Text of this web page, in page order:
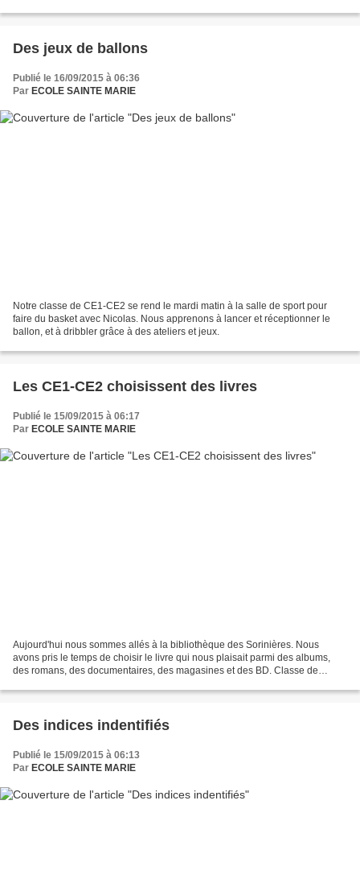
Des jeux de ballons
Publié le 16/09/2015 à 06:36
Par ECOLE SAINTE MARIE
Notre classe de CE1-CE2 se rend le mardi matin à la salle de sport pour
faire du basket avec Nicolas. Nous apprenons à lancer et réceptionner le
ballon, et à dribbler grâce à des ateliers et jeux.
Les CE1-CE2 choisissent des livres
Publié le 15/09/2015 à 06:17
Par ECOLE SAINTE MARIE
Aujourd'hui nous sommes allés à la bibliothèque des Sorinières. Nous
avons pris le temps de choisir le livre qui nous plaisait parmi des albums,
des romans, des documentaires, des magasines et des BD. Classe de
Des indices indentifiés
Publié le 15/09/2015 à 06:13
Par ECOLE SAINTE MARIE